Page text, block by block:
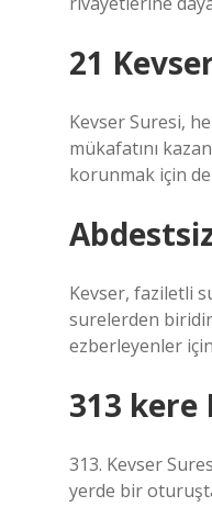
21
Kevser Suresi,
mükafatını
korunmak için
Kevser, faziletli
surelerden
ezberleyenler
313 kere
313. Kevser
yerde bir